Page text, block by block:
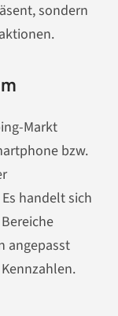
sondern
Markt
bzw.
handelt sich
angepasst